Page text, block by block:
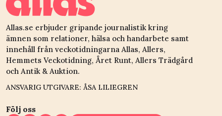
Allas.se erbjuder gripande journalistik kring
ämnen som relationer, hälsa och handarbete samt
innehåll från veckotidningarna Allas, Allers,
Hemmets Veckotidning, Året Runt, Allers Trädgård
och Antik & Auktion.
ANSVARIG UTGIVARE: ÅSA LILIEGREN
Följ oss